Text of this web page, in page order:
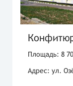
Площадь: 8
Адрес: ул.